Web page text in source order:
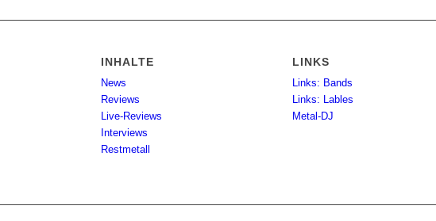
INHALTE
News
Reviews
Live-Reviews
Interviews
Restmetall
LINKS
Links: Bands
Links: Lables
Metal-DJ